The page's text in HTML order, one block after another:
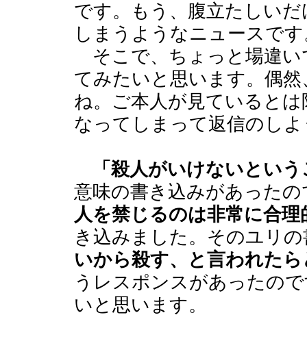
です。もう、腹立たしい
しまうようなニュースです
そこで、ちょっと場違い
てみたいと思います。偶
ね。ご本人が見ていると
なってしまって返信のし
「殺人がいけないとい
意味の書き込みがあった
人を禁じるのは非常に合理
き込みました。そのユリ
いから殺す、と言われた
うレスポンスがあったの
いと思います。